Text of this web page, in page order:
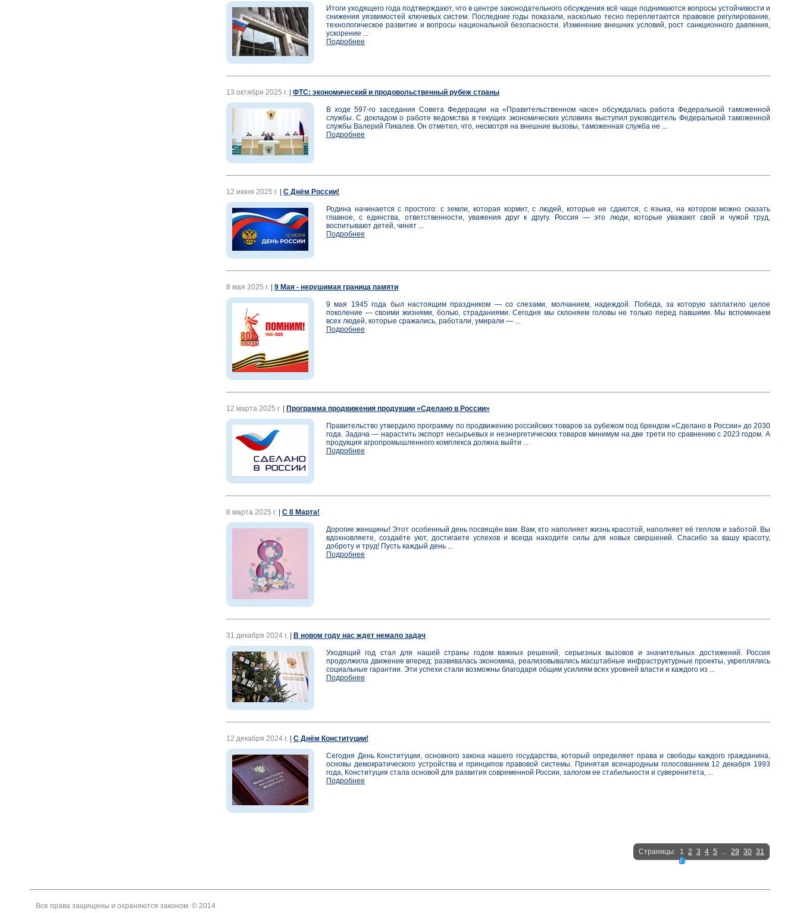
Итоги уходящего года подтверждают, что в центре законодательного обсуждения всё чаще поднимаются вопросы устойчивости и
снижения уязвимостей ключевых систем. Последние годы показали, насколько тесно переплетаются правовое регулирование,
технологическое развитие и вопросы национальной безопасности. Изменение внешних условий, рост санкционного давления,
ускорение ...
Подробнее
13 октября 2025 г. ФТС: экономический и продовольственный рубеж страны
В ходе 597-го заседания Совета Федерации на «Правительственном часе» обсуждалась работа Федеральной таможенной
службы. С докладом о работе ведомства в текущих экономических условиях выступил руководитель Федеральной таможенной
службы Валерий Пикалев. Он отметил, что, несмотря на внешние вызовы, таможенная служба не ...
Подробнее
12 июня 2025 г. С Днём России!
Родина начинается с простого: с земли, которая кормит, с людей, которые не сдаются, с языка, на котором можно сказать
главное, с единства, ответственности, уважения друг к другу. Россия — это люди, которые уважают свой и чужой труд,
воспитывают детей, чинят ...
Подробнее
8 мая 2025 г. 9 Мая - нерушимая граница памяти
9 мая 1945 года был настоящим праздником — со слезами, молчанием, надеждой. Победа, за которую заплатило целое
поколение — своими жизнями, болью, страданиями. Сегодня мы склоняем головы не только перед павшими. Мы вспоминаем
всех людей, которые сражались, работали, умирали — ...
Подробнее
12 марта 2025 г. Программа продвижения продукции «Сделано в России»
Правительство утвердило программу по продвижению российских товаров за рубежом под брендом «Сделано в России» до 2030
года. Задача — нарастить экспорт несырьевых и неэнергетических товаров минимум на две трети по сравнению с 2023 годом. А
продукция агропромышленного комплекса должна выйти ...
Подробнее
8 марта 2025 г. С 8 Марта!
Дорогие женщины! Этот особенный день посвящён вам. Вам, кто наполняет жизнь красотой, наполняет её теплом и заботой. Вы
вдохновляете, создаёте уют, достигаете успехов и всегда находите силы для новых свершений. Спасибо за вашу красоту,
доброту и труд! Пусть каждый день ...
Подробнее
31 декабря 2024 г. В новом году нас ждет немало задач
Уходящий год стал для нашей страны годом важных решений, серьезных вызовов и значительных достижений. Россия
продолжила движение вперед: развивалась экономика, реализовывались масштабные инфраструктурные проекты, укреплялись
социальные гарантии. Эти успехи стали возможны благодаря общим усилиям всех уровней власти и каждого из ...
Подробнее
12 декабря 2024 г. С Днём Конституции!
Сегодня День Конституции, основного закона нашего государства, который определяет права и свободы каждого гражданина,
основы демократического устройства и принципов правовой системы. Принятая всенародным голосованием 12 декабря 1993
года, Конституция стала основой для развития современной России, залогом ее стабильности и суверенитета, ...
Подробнее
Страницы: 1 2 3 4 5 ... 29 30 31
Все права защищены и охраняются законом. © 2014